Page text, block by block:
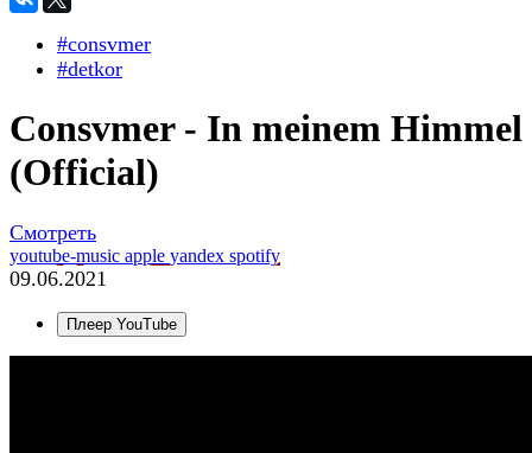
#consvmer
#detkor
Consvmer - In meinem Himmel
(Official)
Смотреть
youtube-music apple yandex spotify
09.06.2021
Плеер YouTube